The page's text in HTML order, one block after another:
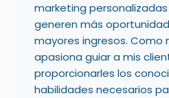
marketing
generen más
mayores ingresos. Como
apasiona guiar a mis
proporcionarles los
habilidades necesarios